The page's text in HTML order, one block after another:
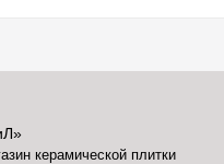
керамической плитки